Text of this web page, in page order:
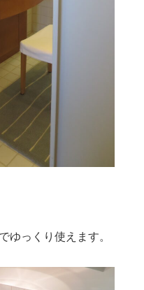
ゆっくり使えます。